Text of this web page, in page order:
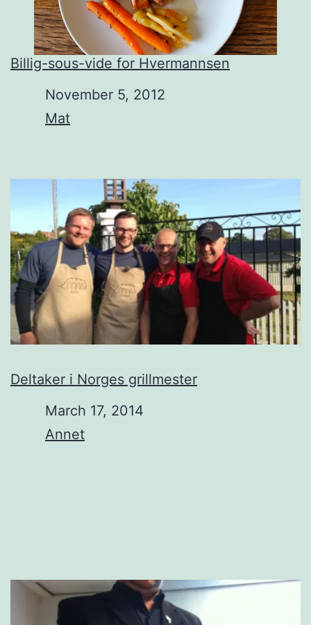
Billig-sous-vide for Hvermannsen
November 5, 2012
In relation to
Mat
Deltaker i Norges grillmester
March 17, 2014
In relation to
Annet